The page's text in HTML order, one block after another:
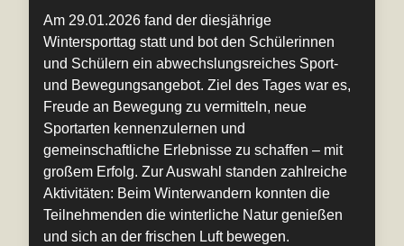
Am 29.01.2026 fand der diesjährige
Wintersporttag statt und bot den Schülerinnen
und Schülern ein abwechslungsreiches Sport-
und Bewegungsangebot. Ziel des Tages war es,
Freude an Bewegung zu vermitteln, neue
Sportarten kennenzulernen und
gemeinschaftliche Erlebnisse zu schaffen – mit
großem Erfolg. Zur Auswahl standen zahlreiche
Aktivitäten: Beim Winterwandern konnten die
Teilnehmenden die winterliche Natur genießen
und sich an der frischen Luft bewegen.